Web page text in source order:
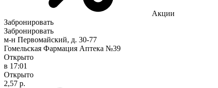
Акции
Забронировать
Забронировать
м-н Первомайский, д. 30-77
Гомельская Фармация Аптека №39
Открыто
в 17:01
Открыто
2,57 р.